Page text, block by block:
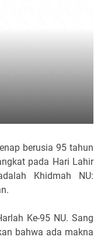
berusia 95 tahun
pada Hari Lahir
Khidmah NU:
Ke-95 NU. Sang
bahwa ada makna